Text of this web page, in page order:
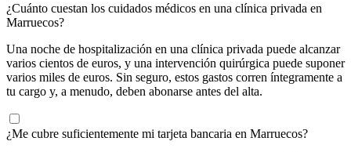
¿Cuánto cuestan los cuidados médicos en una clínica privada en
Marruecos?
Una noche de hospitalización en una clínica privada puede alcanzar
varios cientos de euros, y una intervención quirúrgica puede suponer
varios miles de euros. Sin seguro, estos gastos corren íntegramente a
tu cargo y, a menudo, deben abonarse antes del alta.
¿Me cubre suficientemente mi tarjeta bancaria en Marruecos?